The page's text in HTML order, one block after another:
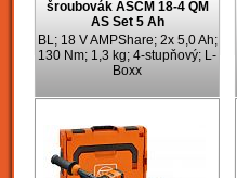
šroubovák ASCM 18-4 QM
AS Set 5 Ah
BL; 18 V AMPShare; 2x 5,0 Ah;
130 Nm; 1,3 kg; 4-stupňový; L-
Boxx